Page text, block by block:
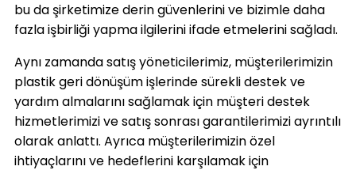
bu da şirketimize derin güvenlerini ve bizimle daha
fazla işbirliği yapma ilgilerini ifade etmelerini sağladı.
Aynı zamanda satış yöneticilerimiz, müşterilerimizin
plastik geri dönüşüm işlerinde sürekli destek ve
yardım almalarını sağlamak için müşteri destek
hizmetlerimizi ve satış sonrası garantilerimizi ayrıntılı
olarak anlattı. Ayrıca müşterilerimizin özel
ihtiyaçlarını ve hedeflerini karşılamak için